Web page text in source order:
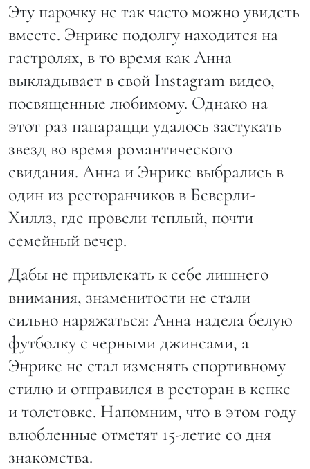
Эту парочку не так часто можно увидеть
вместе. Энрике подолгу находится на
гастролях, в то время как Анна
выкладывает в свой Instagram видео,
посвященные любимому. Однако на
этот раз папарацци удалось застукать
звезд во время романтического
свидания. Анна и Энрике выбрались в
один из ресторанчиков в Беверли-
Хиллз, где провели теплый, почти
семейный вечер.
Дабы не привлекать к себе лишнего
внимания, знаменитости не стали
сильно наряжаться: Анна надела белую
футболку с черными джинсами, а
Энрике не стал изменять спортивному
стилю и отправился в ресторан в кепке
и толстовке. Напомним, что в этом году
влюбленные отметят 15-летие со дня
знакомства.